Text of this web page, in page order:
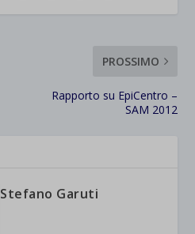
PROSSIMO
Rapporto su EpiCentro –
SAM 2012
Stefano Garuti